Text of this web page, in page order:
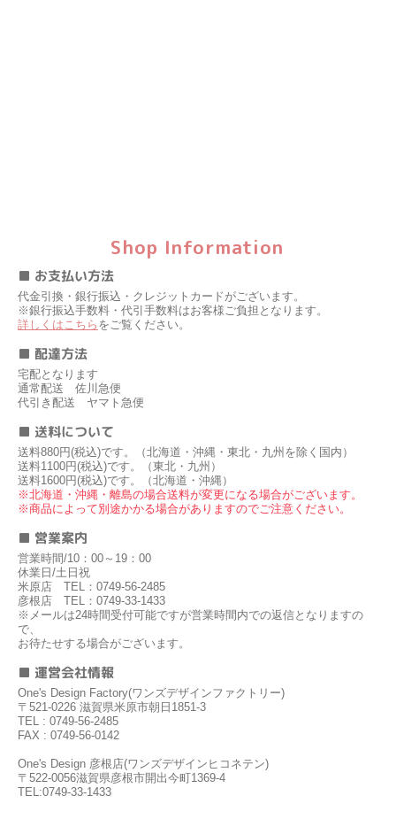
Shop Information
■ お支払い方法
代金引換・銀行振込・クレジットカードがございます。
※銀行振込手数料・代引手数料はお客様ご負担となります。
詳しくはこちら をご覧ください。
■ 配達方法
宅配となります
通常配送 佐川急便
代引き配送 ヤマト急便
■ 送料について
送料880円(税込)です。（北海道・沖縄・東北・九州を除く国内）
送料1100円(税込)です。（東北・九州）
送料1600円(税込)です。（北海道・沖縄）
※北海道・沖縄・離島の場合送料が変更になる場合がございます。
※商品によって別途かかる場合がありますのでご注意ください。
■ 営業案内
営業時間/10：00～19：00
休業日/土日祝
米原店 TEL：0749-56-2485
彦根店 TEL：0749-33-1433
※メールは24時間受付可能ですが営業時間内での返信となりますの
で、
お待たせする場合がございます。
■ 運営会社情報
One's Design Factory(ワンズデザインファクトリー)
〒521-0226 滋賀県米原市朝日1851-3
TEL : 0749-56-2485
FAX : 0749-56-0142
One's Design 彦根店(ワンズデザインヒコネテン)
〒522-0056滋賀県彦根市開出今町1369-4
TEL:0749-33-1433